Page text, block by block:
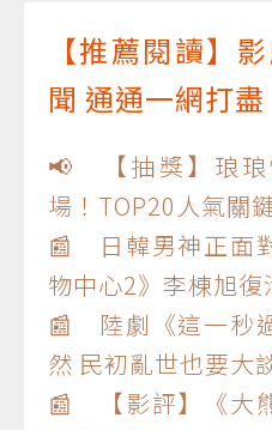
【推薦閱讀】
聞 通通一網打盡
📢 【抽獎】琅琅
場！TOP20人氣關
📰 日韓男神正面
物中心2》李棟旭
📰 陸劇《這一秒
然 民初亂世也要大
📰 【影評】《大